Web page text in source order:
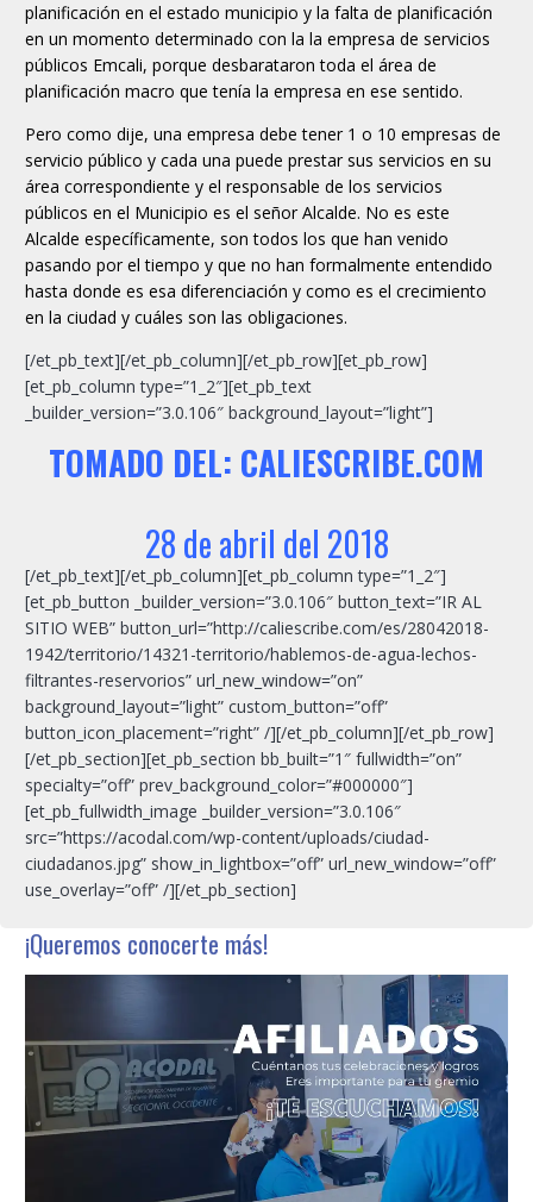
planificación en el estado municipio y la falta de planificación
en un momento determinado con la la empresa de servicios
públicos Emcali, porque desbarataron toda el área de
planificación macro que tenía la empresa en ese sentido.
Pero como dije, una empresa debe tener 1 o 10 empresas de
servicio público y cada una puede prestar sus servicios en su
área correspondiente y el responsable de los servicios
públicos en el Municipio es el señor Alcalde. No es este
Alcalde específicamente, son todos los que han venido
pasando por el tiempo y que no han formalmente entendido
hasta donde es esa diferenciación y como es el crecimiento
en la ciudad y cuáles son las obligaciones.
[/et_pb_text][/et_pb_column][/et_pb_row][et_pb_row]
[et_pb_column type=”1_2″][et_pb_text
_builder_version=”3.0.106″ background_layout=”light”]
TOMADO DEL: CALIESCRIBE.COM
28 de abril del 2018
[/et_pb_text][/et_pb_column][et_pb_column type=”1_2″]
[et_pb_button _builder_version=”3.0.106″ button_text=”IR AL
SITIO WEB” button_url=”http://caliescribe.com/es/28042018-
1942/territorio/14321-territorio/hablemos-de-agua-lechos-
filtrantes-reservorios” url_new_window=”on”
background_layout=”light” custom_button=”off”
button_icon_placement=”right” /][/et_pb_column][/et_pb_row]
[/et_pb_section][et_pb_section bb_built=”1″ fullwidth=”on”
specialty=”off” prev_background_color=”#000000″]
[et_pb_fullwidth_image _builder_version=”3.0.106″
src=”https://acodal.com/wp-content/uploads/ciudad-
ciudadanos.jpg” show_in_lightbox=”off” url_new_window=”off”
use_overlay=”off” /][/et_pb_section]
¡Queremos conocerte más!